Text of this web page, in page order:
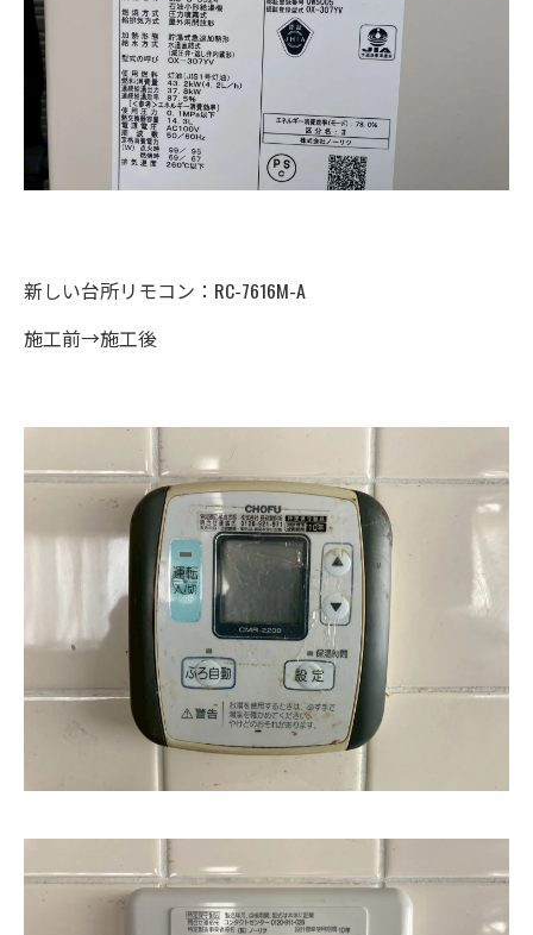
新しい台所リモコン：RC-7616M-A
施工前→施工後